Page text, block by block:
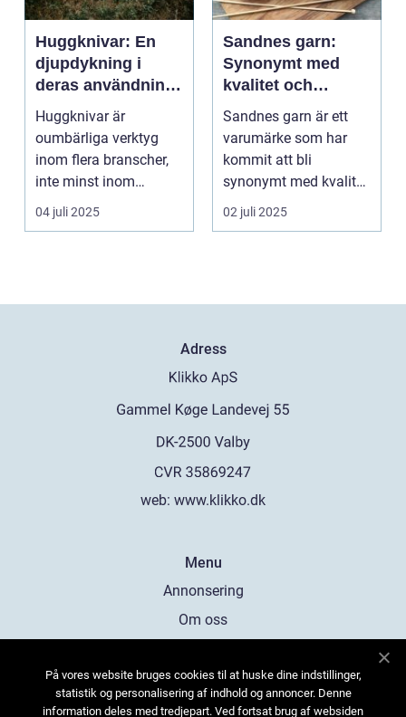
Huggknivar: En
djupdykning i
deras användning
och betydelse
Huggknivar är
oumbärliga verktyg
inom flera branscher,
inte minst inom
skogsindustrin och ...
04 juli 2025
Sandnes garn:
Synonymt med
kvalitet och
tradition
Sandnes garn är ett
varumärke som har
kommit att bli
synonymt med kvalitet
och tradition i...
02 juli 2025
Adress
web: www.klikko.dk
Menu
Annonsering
Om oss
Kontakta oss
Sitemap
På vores website bruges cookies til at huske dine indstillinger,
statistik og personalisering af indhold og annoncer. Denne
information deles med tredjepart. Ved fortsat brug af websiden